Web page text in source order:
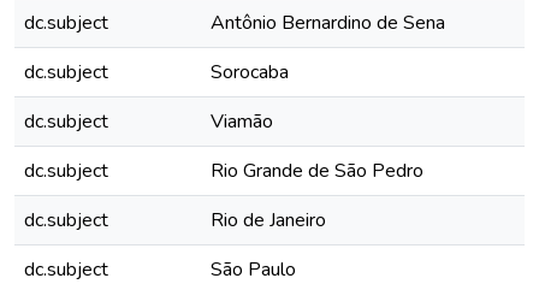
dc.subject
Antônio Bernardino de Sena
dc.subject
Sorocaba
dc.subject
Viamão
dc.subject
Rio Grande de São Pedro
dc.subject
Rio de Janeiro
dc.subject
São Paulo